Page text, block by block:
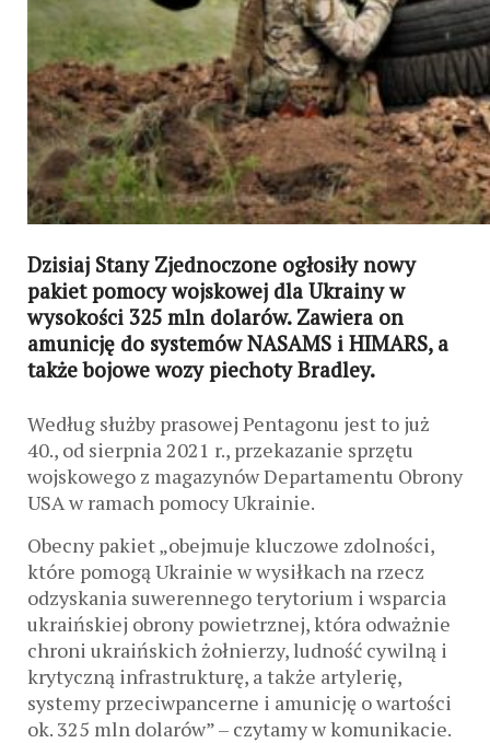
Dzisiaj Stany Zjednoczone ogłosiły nowy
pakiet pomocy wojskowej dla Ukrainy w
wysokości 325 mln dolarów. Zawiera on
amunicję do systemów NASAMS i HIMARS, a
także bojowe wozy piechoty Bradley.
Według służby prasowej Pentagonu jest to już
40., od sierpnia 2021 r., przekazanie sprzętu
wojskowego z magazynów Departamentu Obrony
USA w ramach pomocy Ukrainie.
Obecny pakiet „obejmuje kluczowe zdolności,
które pomogą Ukrainie w wysiłkach na rzecz
odzyskania suwerennego terytorium i wsparcia
ukraińskiej obrony powietrznej, która odważnie
chroni ukraińskich żołnierzy, ludność cywilną i
krytyczną infrastrukturę, a także artylerię,
systemy przeciwpancerne i amunicję o wartości
ok. 325 mln dolarów” – czytamy w komunikacie.